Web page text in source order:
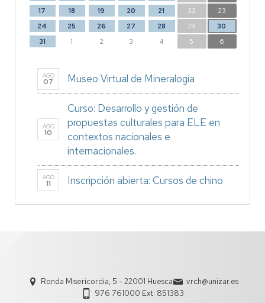
17
18 19 20 21 22
23
24
25 26 27 28 29
30
31
1 2 3 4 5 6
AGO
07 Museo Virtual de Mineralogía
AGO
10
Curso: Desarrollo y gestión de
propuestas culturales para ELE en
contextos nacionales e
internacionales.
AGO
11 Inscripción abierta: Cursos de chino
Ronda Misericordia, 5 - 22001 Huesca
vrch@unizar.es
976 761000 Ext: 851383